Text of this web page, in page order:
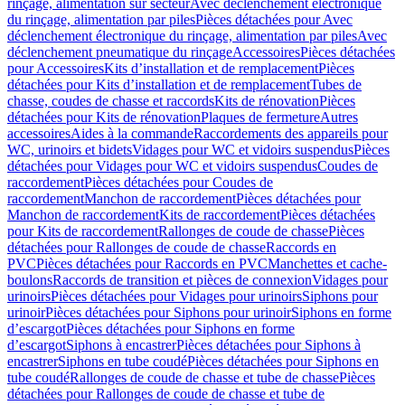
rinçage, alimentation sur secteurAvec déclenchement électronique
du rinçage, alimentation par pilesPièces détachées pour Avec
déclenchement électronique du rinçage, alimentation par pilesAvec
déclenchement pneumatique du rinçageAccessoiresPièces détachées
pour AccessoiresKits d’installation et de remplacementPièces
détachées pour Kits d’installation et de remplacementTubes de
chasse, coudes de chasse et raccordsKits de rénovationPièces
détachées pour Kits de rénovationPlaques de fermetureAutres
accessoiresAides à la commandeRaccordements des appareils pour
WC, urinoirs et bidetsVidages pour WC et vidoirs suspendusPièces
détachées pour Vidages pour WC et vidoirs suspendusCoudes de
raccordementPièces détachées pour Coudes de
raccordementManchon de raccordementPièces détachées pour
Manchon de raccordementKits de raccordementPièces détachées
pour Kits de raccordementRallonges de coude de chassePièces
détachées pour Rallonges de coude de chasseRaccords en
PVCPièces détachées pour Raccords en PVCManchettes et cache-
boulonsRaccords de transition et pièces de connexionVidages pour
urinoirsPièces détachées pour Vidages pour urinoirsSiphons pour
urinoirPièces détachées pour Siphons pour urinoirSiphons en forme
d’escargotPièces détachées pour Siphons en forme
d’escargotSiphons à encastrerPièces détachées pour Siphons à
encastrerSiphons en tube coudéPièces détachées pour Siphons en
tube coudéRallonges de coude de chasse et tube de chassePièces
détachées pour Rallonges de coude de chasse et tube de